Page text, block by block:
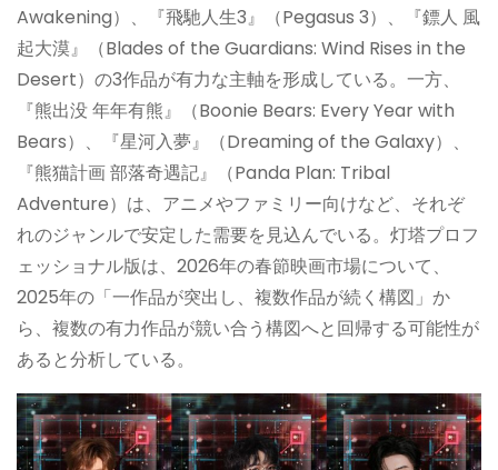
Awakening）、『飛馳人生3』（Pegasus 3）、『鏢人 風
起大漠』（Blades of the Guardians: Wind Rises in the
Desert）の3作品が有力な主軸を形成している。一方、
『熊出没 年年有熊』（Boonie Bears: Every Year with
Bears）、『星河入夢』（Dreaming of the Galaxy）、
『熊猫計画 部落奇遇記』（Panda Plan: Tribal
Adventure）は、アニメやファミリー向けなど、それぞ
れのジャンルで安定した需要を見込んでいる。灯塔プロフ
ェッショナル版は、2026年の春節映画市場について、
2025年の「一作品が突出し、複数作品が続く構図」か
ら、複数の有力作品が競い合う構図へと回帰する可能性が
あると分析している。